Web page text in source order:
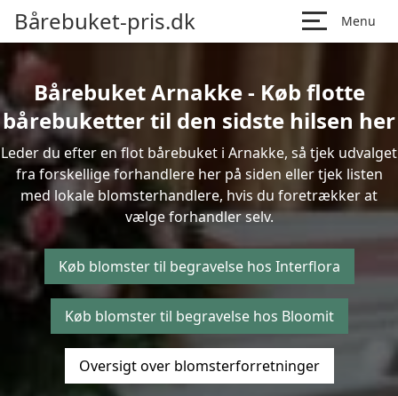
Bårebuket-pris.dk Menu
Bårebuket Arnakke - Køb flotte
bårebuketter til den sidste hilsen her
Leder du efter en flot bårebuket i Arnakke, så tjek udvalget
fra forskellige forhandlere her på siden eller tjek listen
med lokale blomsterhandlere, hvis du foretrækker at
vælge forhandler selv.
Køb blomster til begravelse hos Interflora
Køb blomster til begravelse hos Bloomit
Oversigt over blomsterforretninger